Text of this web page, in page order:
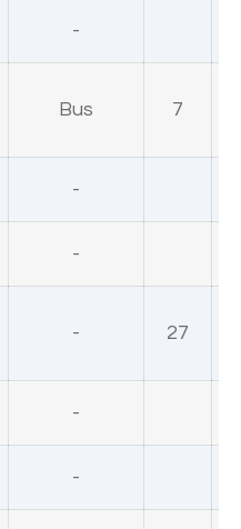
-
Bus 7
-
-
- 27
-
-